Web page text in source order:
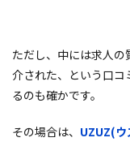
ただし、中には求人
介された、という口コ
るのも確かです。
その場合は、 UZUZ(ウ